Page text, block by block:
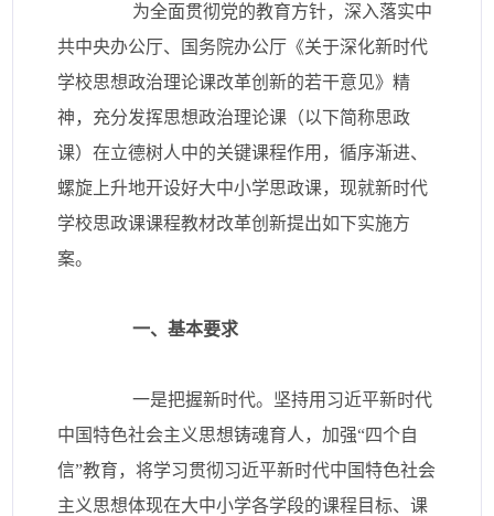
为全面贯彻党的教育方针，深入落实中
共中央办公厅、国务院办公厅《关于深化新时代
学校思想政治理论课改革创新的若干意见》精
神，充分发挥思想政治理论课（以下简称思政
课）在立德树人中的关键课程作用，循序渐进、
螺旋上升地开设好大中小学思政课，现就新时代
学校思政课课程教材改革创新提出如下实施方
案。
一、基本要求
一是把握新时代。坚持用习近平新时代
中国特色社会主义思想铸魂育人，加强“四个自
信”教育，将学习贯彻习近平新时代中国特色社会
主义思想体现在大中小学各学段的课程目标、课